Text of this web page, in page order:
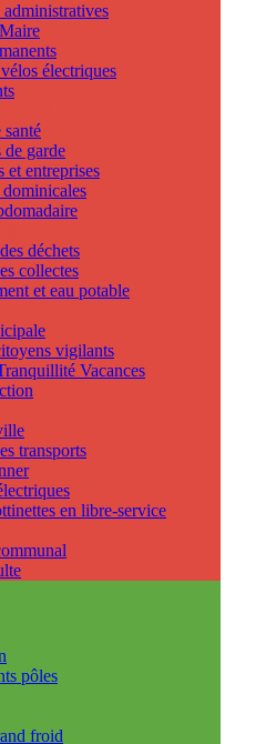
administratives
électriques
santé
de garde
et entreprises
déchets
collectes
et eau potable
vigilants
Vacances
transports
en libre-service
pôles
froid